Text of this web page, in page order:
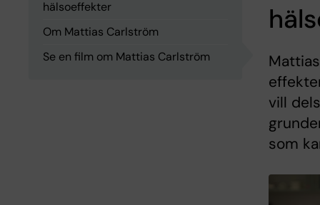
hälsoeffekter
Om Mattias Carlström
Se en film om Mattias Carlström
vill
som